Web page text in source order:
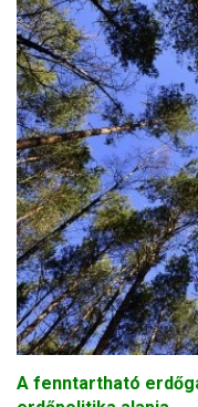
A fenntartható